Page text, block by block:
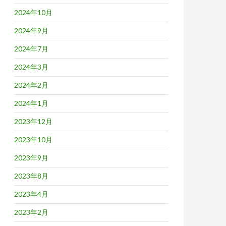
2024年10月
2024年9月
2024年7月
2024年3月
2024年2月
2024年1月
2023年12月
2023年10月
2023年9月
2023年8月
2023年4月
2023年2月